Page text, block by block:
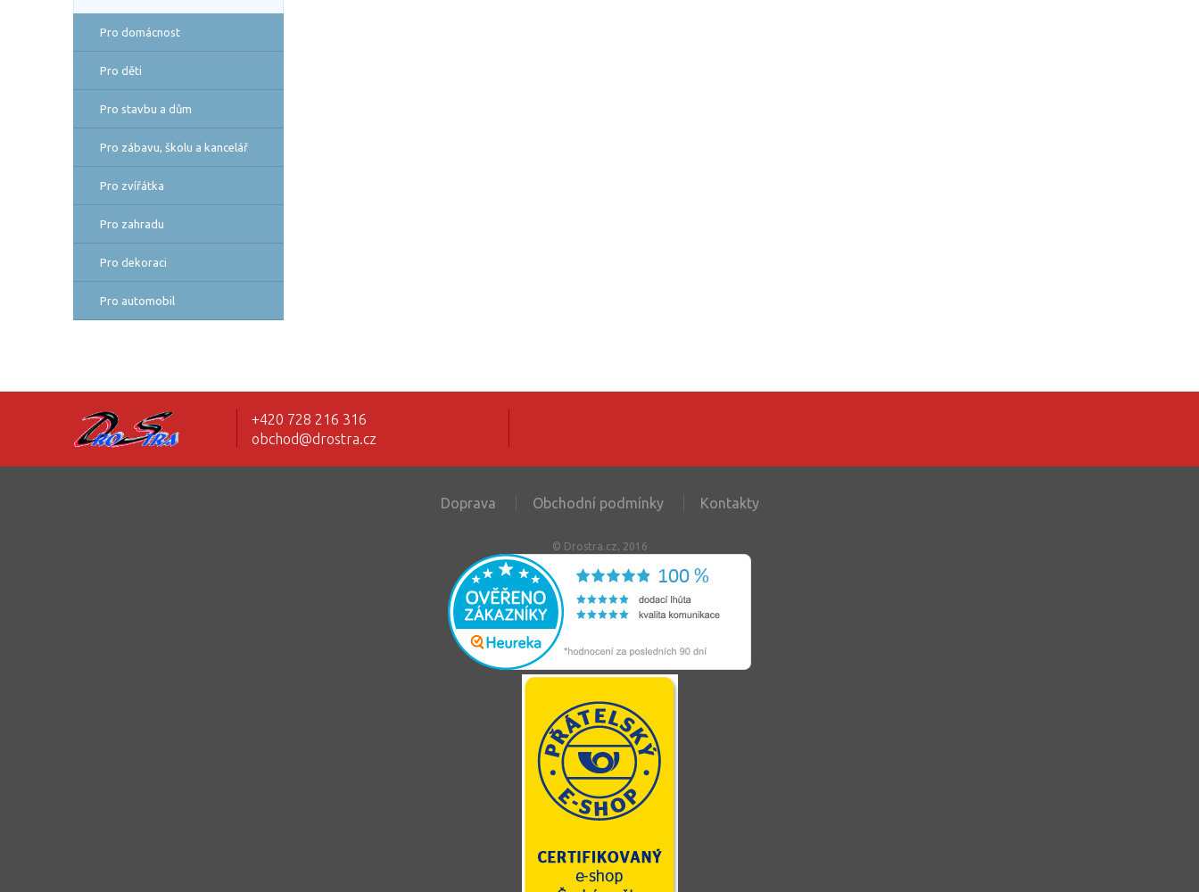
Pro domácnost
Pro děti
Pro stavbu a dům
Pro zábavu, školu a kancelář
Pro zvířátka
Pro zahradu
Pro dekoraci
Pro automobil
+420 728 216 316
obchod@drostra.cz
Doprava Obchodní podmínky Kontakty
© Drostra.cz, 2016